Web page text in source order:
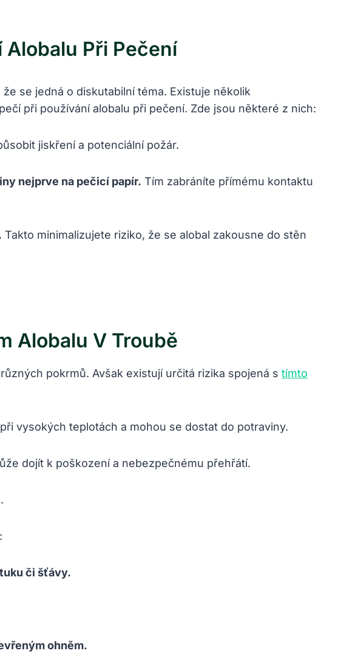
Při Pečení
se jedná o diskutabilní téma. Existuje několik
při používání alobalu při pečení. Zde jsou některé z nich:
jiskření a potenciální požár.
nejprve na pečicí papír. Tím zabráníte přímému kontaktu
Takto minimalizujete riziko, že se alobal zakousne do stěn
Alobalu V Troubě
pokrmů. Avšak existují určitá rizika spojená s tímto
vysokých teplotách a mohou se dostat do potraviny.
dojít k poškození a nebezpečnému přehřátí.
či šťávy.
ohněm.